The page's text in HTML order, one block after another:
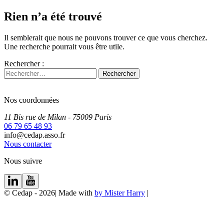
Rien n’a été trouvé
Il semblerait que nous ne pouvons trouver ce que vous cherchez.
Une recherche pourrait vous être utile.
Rechercher :
Nos coordonnées
11 Bis rue de Milan - 75009 Paris
06 79 65 48 93
info@cedap.asso.fr
Nous contacter
Nous suivre
© Cedap - 2026| Made with by Mister Harry |